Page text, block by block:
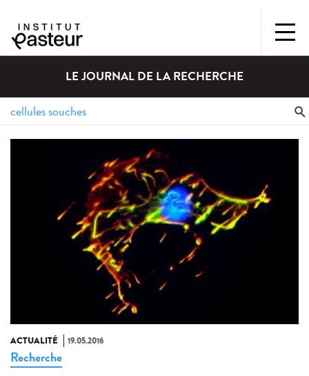
LE JOURNAL DE LA RECHERCHE
ACTUALITÉ 19.05.2016
Recherche